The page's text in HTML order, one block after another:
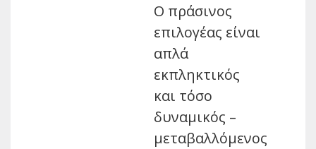
Ο πράσινος
επιλογέας είναι
απλά
εκπληκτικός
και τόσο
δυναμικός –
μεταβαλλόμενος